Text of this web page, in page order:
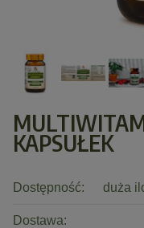
KAPSUŁEK
Dostępność: duża
Dostawa: